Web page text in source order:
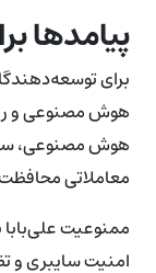
پیامدها
برای
هوش مصنوعی و
هوش مصنوعی،
معاملاتی
ممنوعیت
امنیت سایبری و